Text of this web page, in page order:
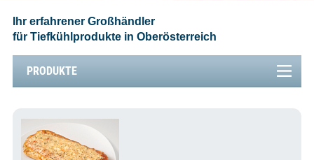
Ihr erfahrener Großhändler
für Tiefkühlprodukte in Oberösterreich
PRODUKTE